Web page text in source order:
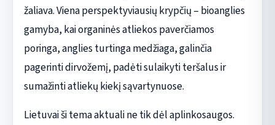
žaliava. Viena perspektyviausių krypčių – bioanglies
gamyba, kai organinės atliekos paverčiamos
poringa, anglies turtinga medžiaga, galinčia
pagerinti dirvožemį, padėti sulaikyti teršalus ir
sumažinti atliekų kiekį sąvartynuose.
Lietuvai ši tema aktuali ne tik dėl aplinkosaugos.